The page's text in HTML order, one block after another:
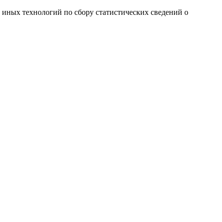
технологий по сбору статистических сведений о